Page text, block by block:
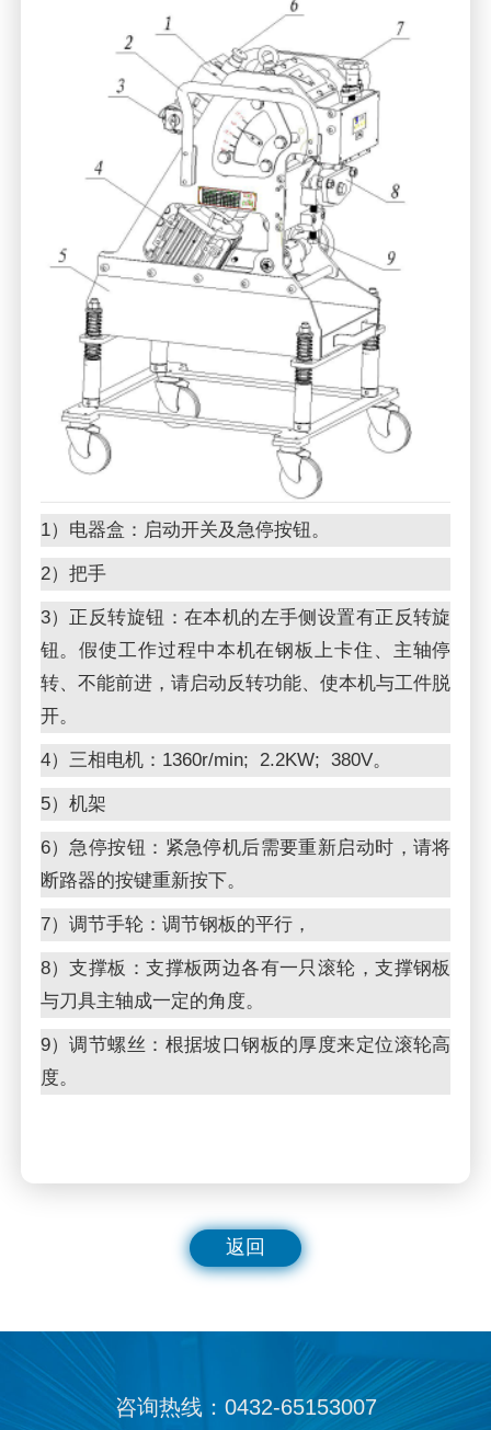
1）电器盒：启动开关及急停按钮。
2）把手
3）正反转旋钮：在本机的左手侧设置有正反转旋
钮。假使工作过程中本机在钢板上卡住、主轴停
转、不能前进，请启动反转功能、使本机与工件脱
开。
4）三相电机：1360r/min; 2.2KW; 380V。
5）机架
6）急停按钮：紧急停机后需要重新启动时，请将
断路器的按键重新按下。
7）调节手轮：调节钢板的平行，
8）支撑板：支撑板两边各有一只滚轮，支撑钢板
与刀具主轴成一定的角度。
9）调节螺丝：根据坡口钢板的厚度来定位滚轮高
度。
返回
咨询热线：0432-65153007